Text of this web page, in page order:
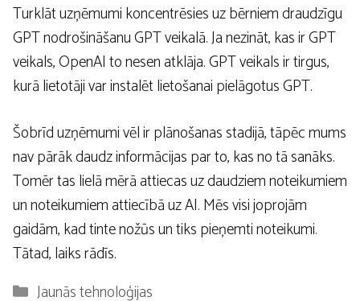
Turklāt uzņēmumi koncentrēsies uz bērniem draudzīgu
GPT nodrošināšanu GPT veikalā. Ja nezināt, kas ir GPT
veikals, OpenAI to nesen atklāja. GPT veikals ir tirgus,
kurā lietotāji var instalēt lietošanai pielāgotus GPT.
Šobrīd uzņēmumi vēl ir plānošanas stadijā, tāpēc mums
nav pārāk daudz informācijas par to, kas no tā sanāks.
Tomēr tas lielā mērā attiecas uz daudziem noteikumiem
un noteikumiem attiecībā uz AI. Mēs visi joprojām
gaidām, kad tinte nožūs un tiks pieņemti noteikumi.
Tātad, laiks rādīs.
Kategorijas
Jaunās tehnoloģijas